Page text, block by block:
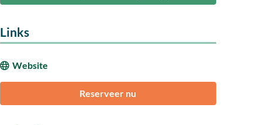
Links
Website
Reserveer nu